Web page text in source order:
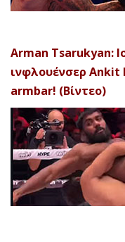
Arman Tsarukyan:
ινφλουένσερ Ankit
armbar! (Βίντεο)